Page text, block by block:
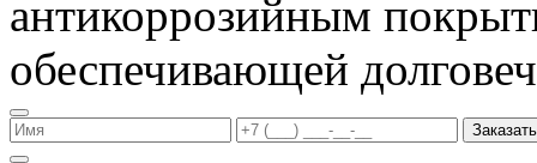
антикоррозийным
обеспечивающей
Заказать